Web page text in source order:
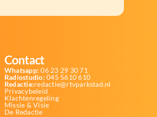
Contact
Whatsapp: 06 23 29 30 71
Radiostudio: 045 5610 610
Redactie:redactie@rtvparkstad.nl
Privacybeleid
Klachtenregeling
Missie & Visie
De Redactie